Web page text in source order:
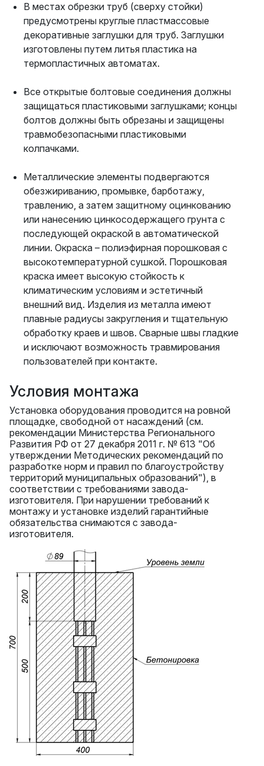
В местах обрезки труб (сверху стойки)
предусмотрены круглые пластмассовые
декоративные заглушки для труб. Заглушки
изготовлены путем литья пластика на
термопластичных автоматах.
Все открытые болтовые соединения должны
защищаться пластиковыми заглушками; концы
болтов должны быть обрезаны и защищены
травмобезопасными пластиковыми
колпачками.
Металлические элементы подвергаются
обезжириванию, промывке, барботажу,
травлению, а затем защитному оцинкованию
или нанесению цинкосодержащего грунта с
последующей окраской в автоматической
линии. Окраска – полиэфирная порошковая с
высокотемпературной сушкой. Порошковая
краска имеет высокую стойкость к
климатическим условиям и эстетичный
внешний вид. Изделия из металла имеют
плавные радиусы закругления и тщательную
обработку краев и швов. Сварные швы гладкие
и исключают возможность травмирования
пользователей при контакте.
Условия монтажа
Установка оборудования проводится на ровной
площадке, свободной от насаждений (см.
рекомендации Министерства Регионального
Развития РФ от 27 декабря 2011 г. № 613 "Об
утверждении Методических рекомендаций по
разработке норм и правил по благоустройству
территорий муниципальных образований"), в
соответствии с требованиями завода-
изготовителя. При нарушении требований к
монтажу и установке изделий гарантийные
обязательства снимаются с завода-
изготовителя.